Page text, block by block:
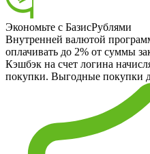
Экономьте с БазисРублями
Внутренней валютой
оплачивать до 2% от суммы
Кэшбэк на счет логина
покупки. Выгодные покупки